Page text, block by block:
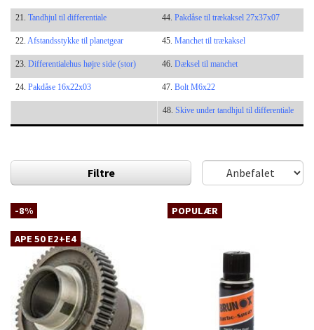
21.Tandhjul til differentiale 44.Pakdåse til trækaksel 27x37x07
22. Afstandsstykke til planetgear 45.Manchet til trækaksel
23.Differentialehus højre side (stor) 46.Dæksel til manchet
24.Pakdåse 16x22x03 47.Bolt M6x22
48.Skive under tandhjul til differentiale
Filtre
-8%
APE 50 E2+E4
POPULÆR